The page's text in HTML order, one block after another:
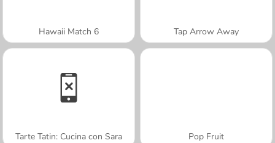
Hawaii Match 6 Tap Arrow Away
Tarte Tatin: Cucina con Sara Pop Fruit